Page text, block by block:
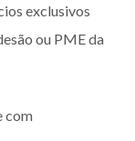
exclusivos
ou PME da
com